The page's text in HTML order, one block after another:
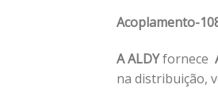
Acoplamento-
A ALDYfornece
na distribuição,